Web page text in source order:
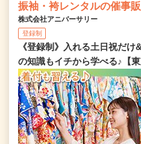
振袖・袴レンタルの催事
株式会社アニバーサリー
登録制
《登録制》入れる土日祝だ
の知識もイチから学べる♪【東